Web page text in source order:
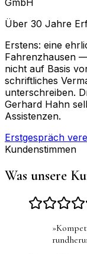
Über 30 Jahre
Erstens: eine
Fahrenzhausen
nicht auf Basis
schriftliches
unterschreiben.
Gerhard Hahn
Assistenzen.
Erstgespräch
Kundenstimmen
Was unsere
»